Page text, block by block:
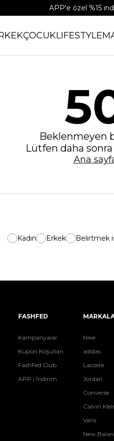
APP'e özel %15
ÇOCUKLIFESTYLE
Beklenmeyen
Lütfen daha
Ana
Kadın Erkek Belirtmek
FASHFED
Kampanyalar
Kupon Koşulları
FashFed Club
APP | İndirim
Nike
adidas
Lacoste
Jordan
Converse
Calvin
Vans
New